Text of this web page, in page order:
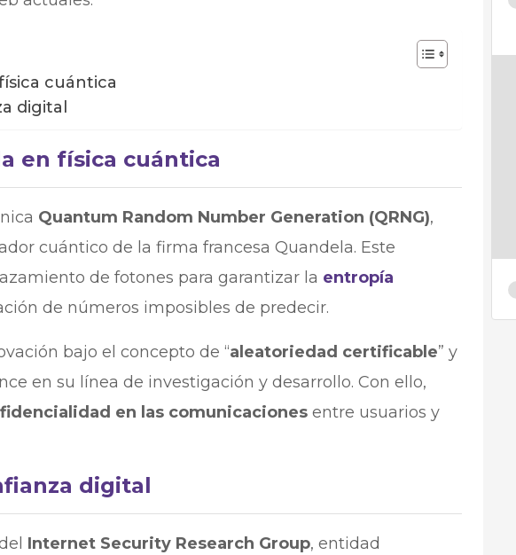
cuántica
digital
en física cuántica
Quantum Random Number Generation (QRNG),
cuántico de la firma francesa Quandela. Este
de fotones para garantizar la entropía
de números imposibles de predecir.
bajo el concepto de “aleatoriedad certificable” y
en su línea de investigación y desarrollo. Con ello,
en las comunicacionesentre usuarios y
digital
Internet Security Research Group, entidad